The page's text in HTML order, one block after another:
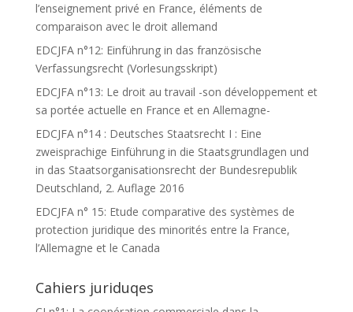
l’enseignement privé en France, éléments de
comparaison avec le droit allemand
EDCJFA n°12: Einführung in das französische
Verfassungsrecht (Vorlesungsskript)
EDCJFA n°13: Le droit au travail -son développement et
sa portée actuelle en France et en Allemagne-
EDCJFA n°14 : Deutsches Staatsrecht I : Eine
zweisprachige Einführung in die Staatsgrundlagen und
in das Staatsorganisationsrecht der Bundesrepublik
Deutschland, 2. Auflage 2016
EDCJFA n° 15: Etude comparative des systèmes de
protection juridique des minorités entre la France,
l’Allemagne et le Canada
Cahiers juriduqes